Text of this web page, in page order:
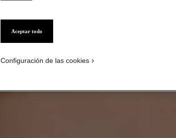
COLORES
Aceptar todo
Configuración de las cookies